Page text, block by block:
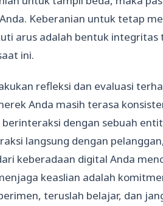
Keberanian untuk tetap
arus adalah bentuk
ini.
refleksi dan evaluasi
Anda masih terasa
berinteraksi dengan sebuah
langsung dengan
keberadaan digital Anda
keaslian adalah
teruslah belajar, dan